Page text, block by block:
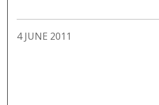
4 JUNE 2011